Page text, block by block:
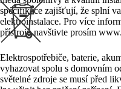
specifikace zajišťují, že splní
elektroinstalace. Pro více
přístrojů navštivte prosím
Elektrospotřebiče, baterie,
vyhazovat spolu s domovním
světelné zdroje se musí před